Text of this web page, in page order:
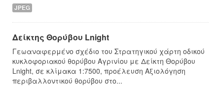
JPEG
Δείκτης Θορύβου Lnight
Γεωαναφερμένο σχέδιο του Στρατηγικού χάρτη οδικού
κυκλοφοριακού θορύβου Αγρινίου με Δείκτη Θορύβου
Lnight, σε κλίμακα 1:7500, προέλευση Αξιολόγηση
περιβαλλοντικού θορύβου στο...